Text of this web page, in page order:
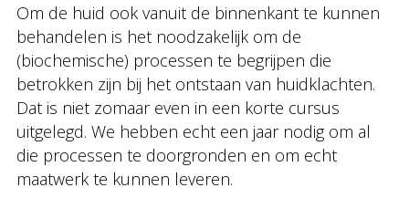
Om de huid ook vanuit de binnenkant te kunnen
behandelen is het noodzakelijk om de
(biochemische) processen te begrijpen die
betrokken zijn bij het ontstaan van huidklachten.
Dat is niet zomaar even in een korte cursus
uitgelegd. We hebben echt een jaar nodig om al
die processen te doorgronden en om echt
maatwerk te kunnen leveren.